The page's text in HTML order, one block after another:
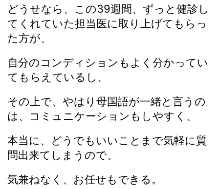
どうせなら、この39週間、ずっと健診し
てくれていた担当医に取り上げてもらっ
た方が、
自分のコンディションもよく分かってい
てもらえているし、
その上で、やはり母国語が一緒と言うの
は、コミュニケーションもしやすく、
本当に、どうでもいいことまで気軽に質
問出来てしまうので、
気兼ねなく、お任せもできる。